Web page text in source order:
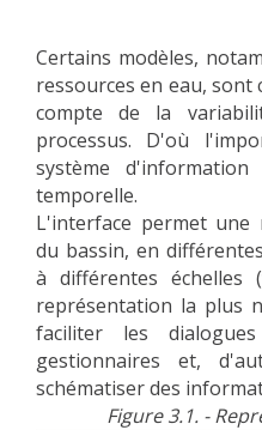
THESES
WORKING PAPERS
THEMATIC NOTES
FOR THE PUBLIC
Certains modèles,
ressources en eau, sont
compte de la
processus. D'où
système
temporelle.
L'interface permet une
du bassin, en
à différentes échelles
représentation la plus
faciliter les
gestionnaires et,
schématiser des
Figure 3.1. -